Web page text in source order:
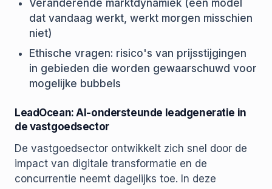
Veranderende marktdynamiek (een model
dat vandaag werkt, werkt morgen misschien
niet)
Ethische vragen: risico's van prijsstijgingen
in gebieden die worden gewaarschuwd voor
mogelijke bubbels
LeadOcean: AI-ondersteunde leadgeneratie in
de vastgoedsector
De vastgoedsector ontwikkelt zich snel door de
impact van digitale transformatie en de
concurrentie neemt dagelijks toe. In deze